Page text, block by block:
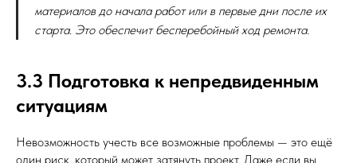
материалов до начала работ или в первые дни после их
старта. Это обеспечит бесперебойный ход ремонта.
3.3 Подготовка к непредвиденным
ситуациям
Невозможность учесть все возможные проблемы — это ещё
один риск, который может затянуть проект. Даже если вы